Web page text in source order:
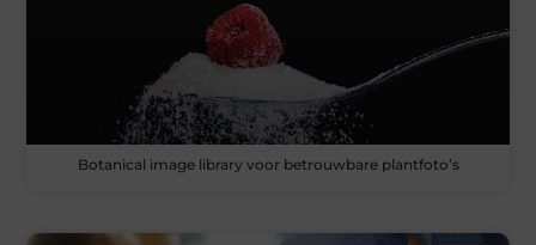
Botanical image library voor betrouwbare plantfoto’s